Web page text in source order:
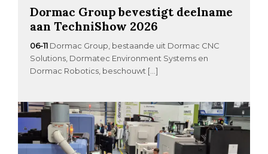
Dormac Group bevestigt deelname
aan TechniShow 2026
06-11 Dormac Group, bestaande uit Dormac CNC
Solutions, Dormatec Environment Systems en
Dormac Robotics, beschouwt […]